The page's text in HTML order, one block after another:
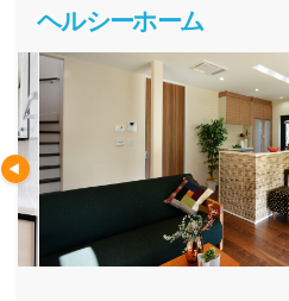
ヘルシーホーム